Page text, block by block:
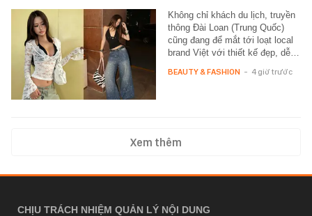
Không chỉ khách du lịch, truyền
thông Đài Loan (Trung Quốc)
cũng đang để mắt tới loạt local
brand Việt với thiết kế đẹp, dễ…
BEAUTY & FASHION - 4 giờ trước
Xem thêm
CHỊU TRÁCH NHIỆM QUẢN LÝ NỘI DUNG